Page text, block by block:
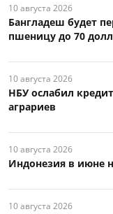
10 августа 2026
Бангладеш будет
пшеницу до 70
10 августа 2026
НБУ ослабил
аграриев
10 августа 2026
Индонезия в июне
10 августа 2026